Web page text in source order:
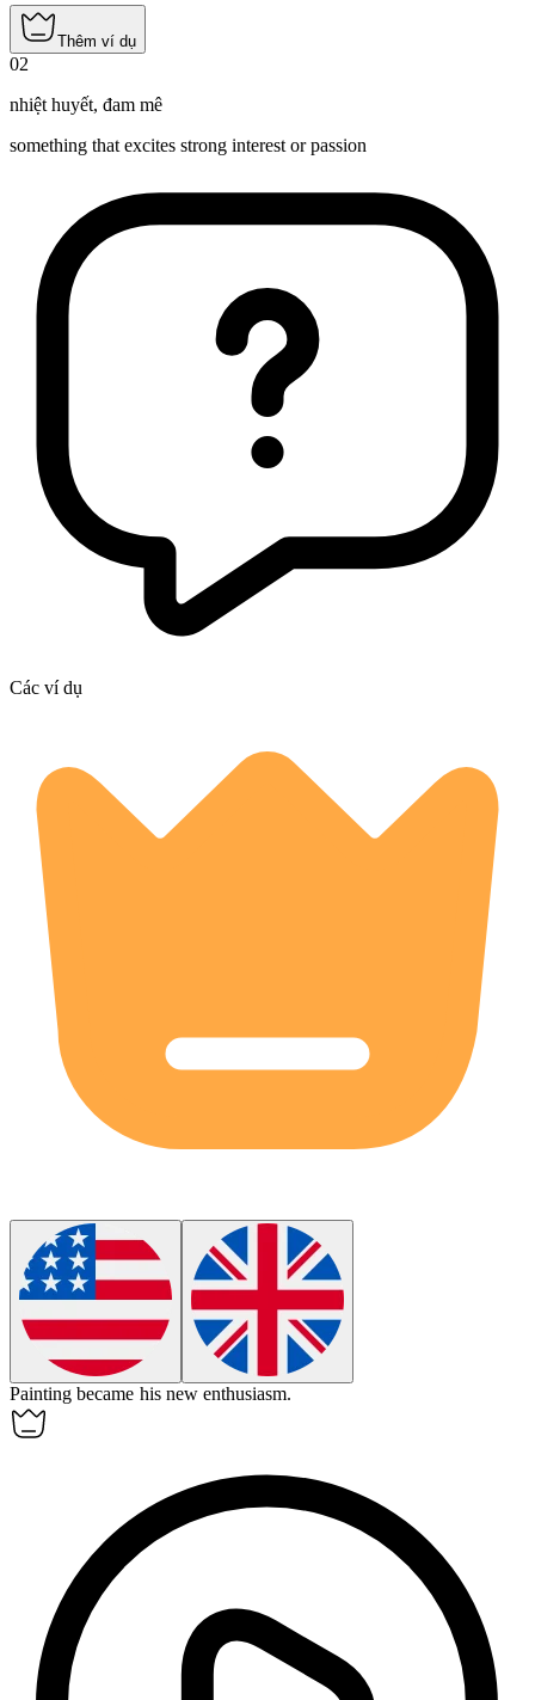
Thêm ví dụ
02
nhiệt huyết, đam mê
something that excites strong interest or passion
Các ví dụ
Painting became his newenthusiasm.